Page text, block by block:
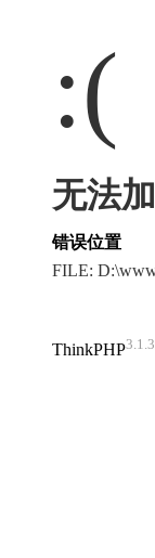
:(
无法
错误位置
FILE:
ThinkPHP3.1.3